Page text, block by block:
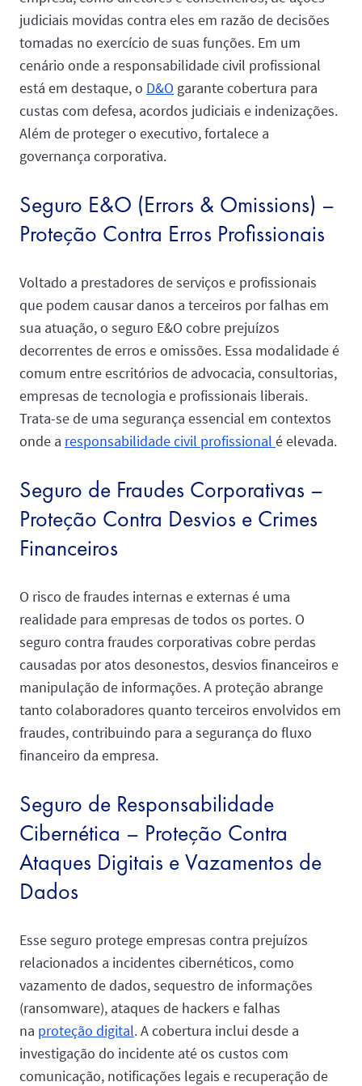
judiciais movidas contra eles em razão de decisões
tomadas no exercício de suas funções. Em um
cenário onde a responsabilidade civil profissional
está em destaque, o D&O garante cobertura para
custas com defesa, acordos judiciais e indenizações.
Além de proteger o executivo, fortalece a
governança corporativa.
Seguro E&O (Errors & Omissions) –
Proteção Contra Erros Profissionais
Voltado a prestadores de serviços e profissionais
que podem causar danos a terceiros por falhas em
sua atuação, o seguro E&O cobre prejuízos
decorrentes de erros e omissões. Essa modalidade é
comum entre escritórios de advocacia, consultorias,
empresas de tecnologia e profissionais liberais.
Trata-se de uma segurança essencial em contextos
onde a responsabilidade civil profissional é elevada.
Seguro de Fraudes Corporativas –
Proteção Contra Desvios e Crimes
Financeiros
O risco de fraudes internas e externas é uma
realidade para empresas de todos os portes. O
seguro contra fraudes corporativas cobre perdas
causadas por atos desonestos, desvios financeiros e
manipulação de informações. A proteção abrange
tanto colaboradores quanto terceiros envolvidos em
fraudes, contribuindo para a segurança do fluxo
financeiro da empresa.
Seguro de Responsabilidade
Cibernética – Proteção Contra
Ataques Digitais e Vazamentos de
Dados
Esse seguro protege empresas contra prejuízos
relacionados a incidentes cibernéticos, como
vazamento de dados, sequestro de informações
(ransomware), ataques de hackers e falhas
na proteção digital. A cobertura inclui desde a
investigação do incidente até os custos com
comunicação, notificações legais e recuperação de